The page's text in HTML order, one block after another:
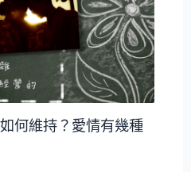
何維持？愛情有幾種